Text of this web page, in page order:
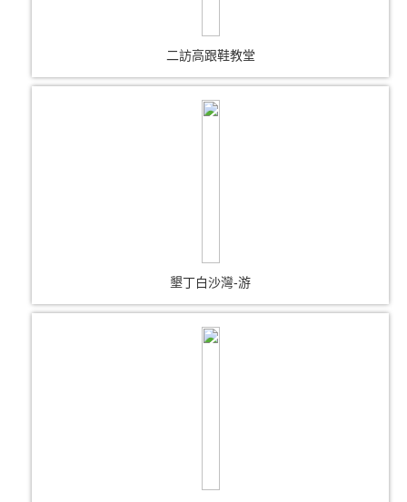
二訪高跟鞋教堂
墾丁白沙灣-游